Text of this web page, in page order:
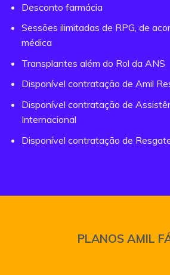
Desconto farmácia
Sessões ilimitadas de RPG, de
médica
Transplantes além do Rol da ANS
Disponível contratação de Amil
Disponível contratação de
Internacional
Disponível contratação de
PLANOS AMIL